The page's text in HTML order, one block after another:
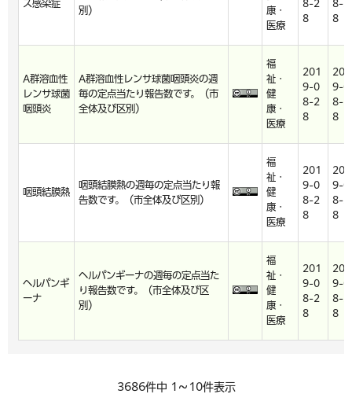
ス感染症
別）
康・
医療
8-2
8
8-2
8
A群溶血性
レンサ球菌
咽頭炎
A群溶血性レンサ球菌咽頭炎の週
毎の定点当たり報告数です。（市
全体及び区別）
福
祉・
健
康・
医療
201
9-0
8-2
8
201
9-0
8-2
8
咽頭結膜熱
咽頭結膜熱の週毎の定点当たり報
告数です。（市全体及び区別）
福
祉・
健
康・
医療
201
9-0
8-2
8
201
9-0
8-2
8
ヘルパンギ
ーナ
ヘルパンギーナの週毎の定点当た
り報告数です。（市全体及び区
別）
福
祉・
健
康・
医療
201
9-0
8-2
8
201
9-0
8-2
8
3686件中 1～10件表示